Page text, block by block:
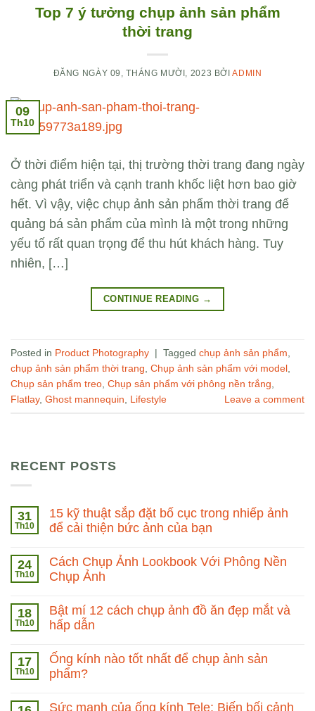
Top 7 ý tưởng chụp ảnh sản phẩm
thời trang
ĐĂNG NGÀY 09, THÁNG MƯỜI, 2023 BỞIADMIN
09
Th10
Ở thời điểm hiện tại, thị trường thời trang đang ngày
càng phát triển và cạnh tranh khốc liệt hơn bao giờ
hết. Vì vậy, việc chụp ảnh sản phẩm thời trang để
quảng bá sản phẩm của mình là một trong những
yếu tố rất quan trọng để thu hút khách hàng. Tuy
nhiên, […]
CONTINUE READING →
Posted in Product Photography | Tagged chụp ảnh sản phẩm
chụp ảnh sản phẩm thời trang Chụp ảnh sản phẩm với model
Chụp sản phẩm treo Chụp sản phẩm với phông nền trắng
Flatlay, Ghost mannequin Lifestyle Leave a comment
RECENT POSTS
31
Th10
15 kỹ thuật sắp đặt bố cục trong nhiếp ảnh
để cải thiện bức ảnh của bạn
24
Th10
Cách Chụp Ảnh Lookbook Với Phông Nền
Chụp Ảnh
18
Th10
Bật mí 12 cách chụp ảnh đồ ăn đẹp mắt và
hấp dẫn
17
Th10
Ống kính nào tốt nhất để chụp ảnh sản
phẩm?
Sức mạnh của ống kính Tele: Biến bối cảnh